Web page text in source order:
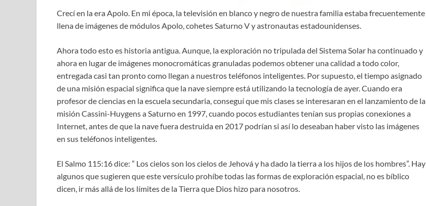
Crecí en la era Apolo. En mi época, la televisión en blanco y negro de nuestra familia estaba frecuentemente
llena de imágenes de módulos Apolo, cohetes Saturno V y astronautas estadounidenses.
Ahora todo esto es historia antigua. Aunque, la exploración no tripulada del Sistema Solar ha continuado y
ahora en lugar de imágenes monocromáticas granuladas podemos obtener una calidad a todo color,
entregada casi tan pronto como llegan a nuestros teléfonos inteligentes. Por supuesto, el tiempo asignado
de una misión espacial significa que la nave siempre está utilizando la tecnología de ayer. Cuando era
profesor de ciencias en la escuela secundaria, conseguí que mis clases se interesaran en el lanzamiento de la
misión Cassini-Huygens a Saturno en 1997, cuando pocos estudiantes tenían sus propias conexiones a
Internet, antes de que la nave fuera destruida en 2017 podrían si así lo deseaban haber visto las imágenes
en sus teléfonos inteligentes.
El Salmo 115:16 dice: ” Los cielos son los cielos de Jehová y ha dado la tierra a los hijos de los hombres”. Hay
algunos que sugieren que este versículo prohíbe todas las formas de exploración espacial, no es bíblico
dicen, ir más allá de los límites de la Tierra que Dios hizo para nosotros.